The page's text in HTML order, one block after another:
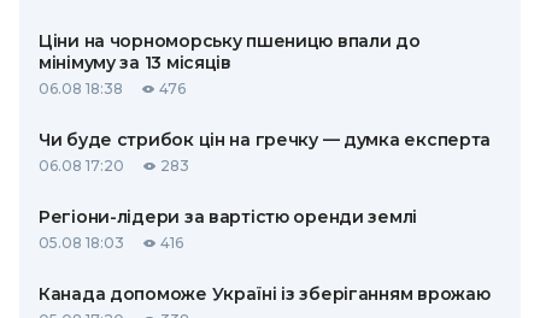
Ціни на чорноморську пшеницю впали до
мінімуму за 13 місяців
06.08 18:38 476
Чи буде стрибок цін на гречку — думка експерта
06.08 17:20 283
Регіони-лідери за вартістю оренди землі
05.08 18:03 416
Канада допоможе Україні із зберіганням врожаю